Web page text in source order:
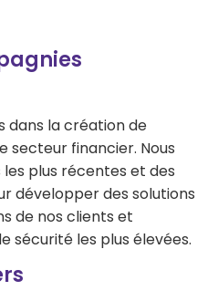
dans la création de
secteur financier. Nous
plus récentes et des
développer des solutions
de nos clients et
sécurité les plus élevées.